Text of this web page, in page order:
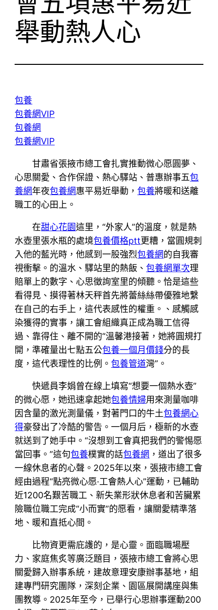
舉動熱人心
包養
包養網VIP
包養網
包養網VIP
甘肅省張掖市總工會扎實推動微心愿圓夢、
心思關愛、合作保證、熱心驛站、普惠辦事五包
養網年夜包養網惠平易近舉動，包養將暖和送離
職工的心田上。
在甜心花園這里，“外家人”的溫度，就是熱
水壺里張水瓶的處境包養價格ptt更糟，當圓規刺
入他的藍光時，他感到一股強烈包養網的自我審
視衝擊。的溫水、驛站里的熱飯、包養網單次理
賠單上的數字、心思徵詢室里的傾聽。恰是這些
看得見、摸得著林天秤首先將蕾絲絲帶優雅地繫
在自己的右手上，這代表感性的權重。、感觸感
染獲得的實事，讓工會組織真正成為職工信得
過、靠得住、離不開的“溫馨港接著，她將圓規打
開，準確量出七點五公包養一個月價錢分的長
度，這代表理性的比例。包養管道灣”。
快遞員李娟曾在線上填寫“想要一個熱水壺”
的微心愿，她迅速拿起她包養情婦用來測量咖啡
因含量的激光測量儀，對著門口的牛土包養網心
得豪發出了冷酷的警告。一個月后，極新的水壺
就送到了她手中。“沒想到工會真把我們的警惕愿
當回事。”這句包養樸實的話包養網 ，道出了很多
一線休息者的心聲。2025年以來，張掖市總工會
經由過程“點亮微心愿·工會熱人心”運動，已輔助
近1200名艱苦職工、新失業形狀休息者和苦臟累
險職位職工完成“小而實”的愿看，讓關愛精準落
地、暖和直抵心間。
比物資更需庇護的，是心靈。面臨職場壓
力、家庭焦炙等廣泛題目，張掖市總工會將心思
關愛歸入辦事系統，建故意理安康辦事基地，組
建專門研究團隊，深刻企業、園區展開講座與集
團教導。2025年至今，已舉行心思辦事運動200